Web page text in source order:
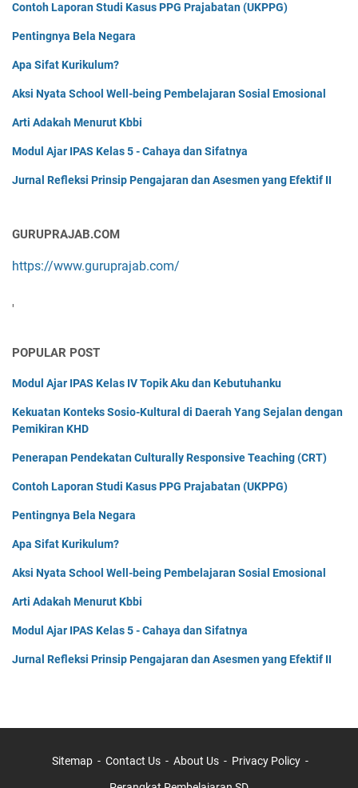
Contoh Laporan Studi Kasus PPG Prajabatan (UKPPG)
Pentingnya Bela Negara
Apa Sifat Kurikulum?
Aksi Nyata School Well-being Pembelajaran Sosial Emosional
Arti Adakah Menurut Kbbi
Modul Ajar IPAS Kelas 5 - Cahaya dan Sifatnya
Jurnal Refleksi Prinsip Pengajaran dan Asesmen yang Efektif II
GURUPRAJAB.COM
https://www.guruprajab.com/
'
POPULAR POST
Modul Ajar IPAS Kelas IV Topik Aku dan Kebutuhanku
Kekuatan Konteks Sosio-Kultural di Daerah Yang Sejalan dengan
Pemikiran KHD
Penerapan Pendekatan Culturally Responsive Teaching (CRT)
Contoh Laporan Studi Kasus PPG Prajabatan (UKPPG)
Pentingnya Bela Negara
Apa Sifat Kurikulum?
Aksi Nyata School Well-being Pembelajaran Sosial Emosional
Arti Adakah Menurut Kbbi
Modul Ajar IPAS Kelas 5 - Cahaya dan Sifatnya
Jurnal Refleksi Prinsip Pengajaran dan Asesmen yang Efektif II
Sitemap Contact Us About Us Privacy Policy